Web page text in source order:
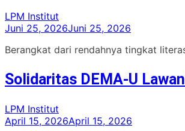
LPM Institut
Juni 25, 2026Juni 25, 2026
Berangkat dari rendahnya tingkat
Solidaritas DEMA-U
LPM Institut
April 15, 2026April 15, 2026